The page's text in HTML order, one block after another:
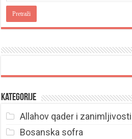
Kategorije
Allahov qader i zanimljivosti
Bosanska sofra